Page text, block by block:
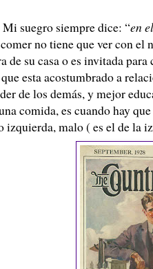
suegro siempre dice: “en
no tiene que ver con
de su casa o es invitada
esta acostumbrado a
de los demás, y mejor
comida, es cuando hay
izquierda, malo ( es el de la